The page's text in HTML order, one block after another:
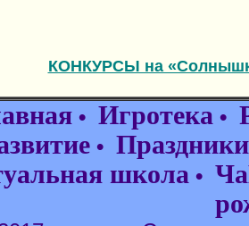
КОНКУРСЫ на
• Игротека •
• Праздники
школа •